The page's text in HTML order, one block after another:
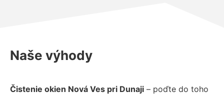
Naše výhody
Čistenie okien Nová Ves pri Dunaji – poďte do toho